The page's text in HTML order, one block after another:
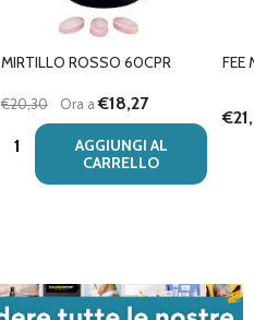
MIRTILLO ROSSO 60CPR
€20,30 Ora a€18,27
Quantità:
AGGIUNGI AL
CARRELLO
FEE